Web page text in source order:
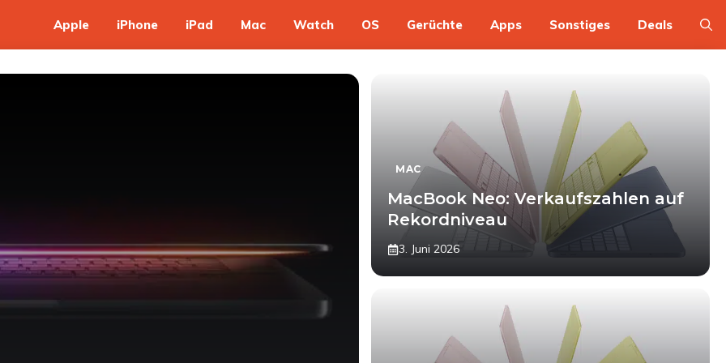
Apple iPhone iPad Mac Watch OS Gerüchte Apps Sonstiges Deals
MAC
MacBook Neo: Verkaufszahlen auf
Rekordniveau
3. Juni 2026